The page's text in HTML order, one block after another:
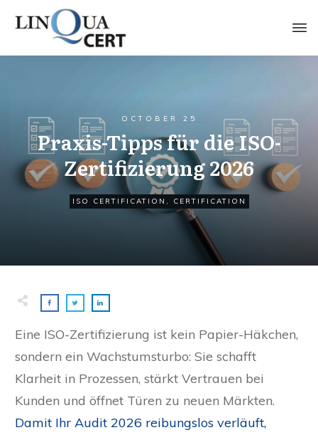
OCTOBER 25
Praxis-Tipps für die ISO-
Zertifizierung 2026
ISO CERTIFICATION , CERTIFICATION
Eine ISO-Zertifizierung ist kein Papier-Häkchen,
sondern ein Wachstumsturbo: Sie schafft
Klarheit in Prozessen, stärkt Vertrauen bei
Kunden und öffnet Türen zu neuen Märkten.
Damit Ihr Audit 2026 reibungslos verläuft,